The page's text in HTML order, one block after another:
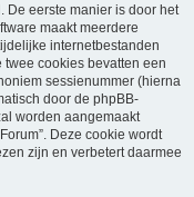
De eerste manier is door het
maakt meerdere
internetbestanden
cookies bevatten een
sessienummer (hierna
door de phpBB-
worden aangemaakt
Deze cookie wordt
zijn en verbetert daarmee